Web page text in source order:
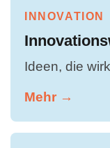
INNOVATION
Ideen, die
Mehr →